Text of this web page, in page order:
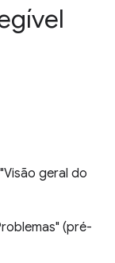
geral do
(pré-